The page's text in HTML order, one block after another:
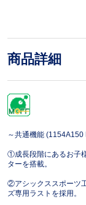
商品詳細
～共通機能
①成長段階にあるお子
ターを搭載。
②アシックススポーツ
ズ専用ラストを採用。